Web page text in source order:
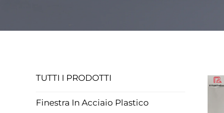
TUTTI I PRODOTTI
Finestra In Acciaio Plastico